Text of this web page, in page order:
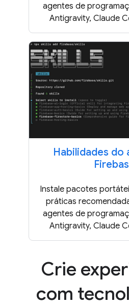
agentes de
Antigravity, Claude
Habilidades do
Instale pacotes
práticas
agentes de
Antigravity, Claude
Crie
com